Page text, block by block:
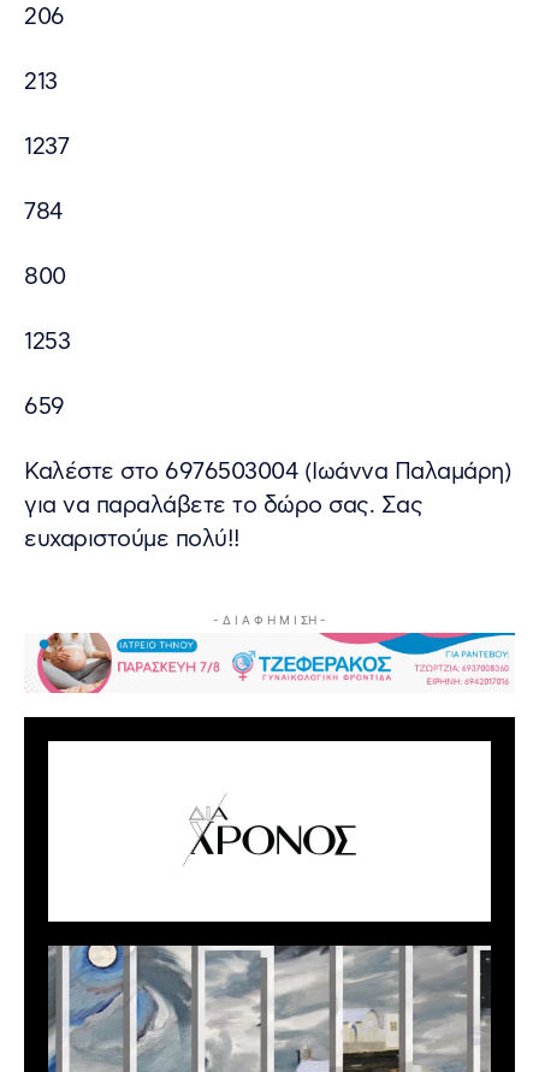
206
213
1237
784
800
1253
659
Καλέστε στο 6976503004 (Ιωάννα Παλαμάρη)
για να παραλάβετε το δώρο σας. Σας
ευχαριστούμε πολύ!!
- Δ Ι Α Φ Η Μ Ι ΣΗ -